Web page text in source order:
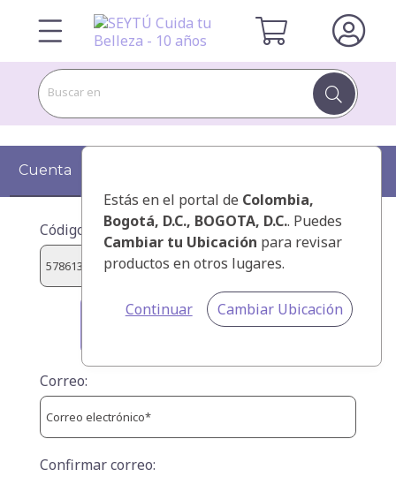
Buscar en
Estás en el portal de Colombia,
Bogotá, D.C., BOGOTA, D.C.. Puedes
Cambiar tu Ubicación para revisar
productos en otros lugares.
Continuar Cambiar Ubicación
Cuenta
Código de presentador:
ALONZO EL FATAYRI, FADUA
Correo:
Confirmar correo: